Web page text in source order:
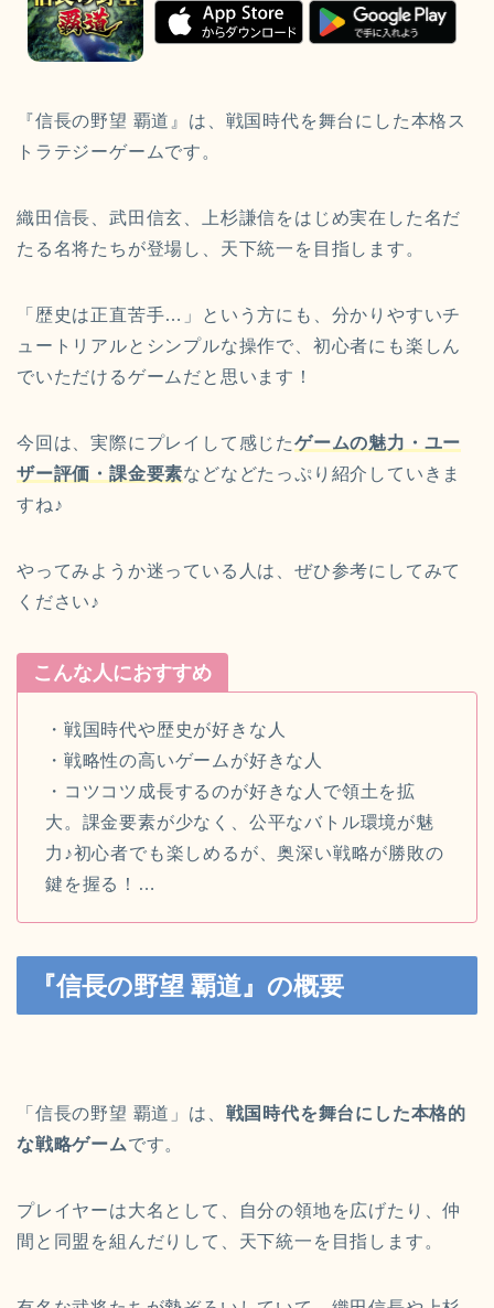
『信長の野望 覇道』は、戦国時代を舞台にした本格ス
トラテジーゲームです。
織田信長、武田信玄、上杉謙信をはじめ実在した名だ
たる名将たちが登場し、天下統一を目指します。
「歴史は正直苦手…」という方にも、分かりやすいチ
ュートリアルとシンプルな操作で、初心者にも楽しん
でいただけるゲームだと思います！
今回は、実際にプレイして感じたゲームの魅力・ユー
ザー評価・課金要素などなどたっぷり紹介していきま
すね♪
やってみようか迷っている人は、ぜひ参考にしてみて
ください♪
こんな人におすすめ
・戦国時代や歴史が好きな人
・戦略性の高いゲームが好きな人
・コツコツ成長するのが好きな人で領土を拡
大。課金要素が少なく、公平なバトル環境が魅
力♪初心者でも楽しめるが、奥深い戦略が勝敗の
鍵を握る！…
『信長の野望 覇道』の概要
「信長の野望 覇道」は、 戦国時代を舞台にした本格的
な戦略ゲームです。
プレイヤーは大名として、自分の領地を広げたり、仲
間と同盟を組んだりして、天下統一を目指します。